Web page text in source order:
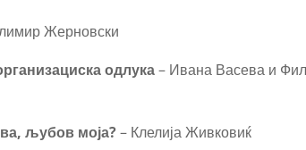
Жерновски
одлука– Ивана Васева и
љубов моја?– Клелија Живковиќ